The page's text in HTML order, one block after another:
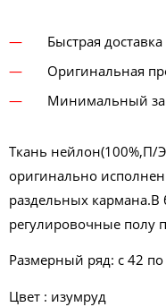
Быстрая доставка
Оригинальная
Минимальный
Ткань нейлон(100%,П/
оригинально
раздельных кармана.В
регулировочные полу
Размерный ряд: с 42 по
Цвет : изумруд